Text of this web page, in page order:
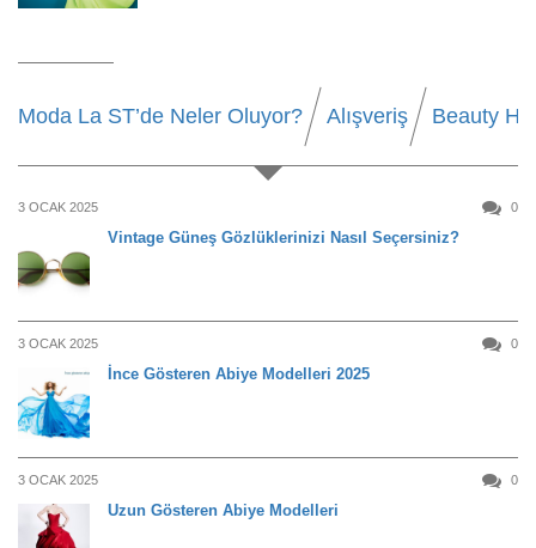
Moda La ST’de Neler Oluyor? Alışveriş Beauty
3 OCAK 2025 0
Vintage Güneş Gözlüklerinizi Nasıl Seçersiniz?
3 OCAK 2025 0
İnce Gösteren Abiye Modelleri 2025
3 OCAK 2025 0
Uzun Gösteren Abiye Modelleri